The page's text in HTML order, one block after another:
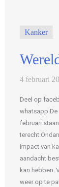
Kanker
4 februari
Deel op
whatsapp De
februari
impact van
aandacht
kan hebben.
weer op te